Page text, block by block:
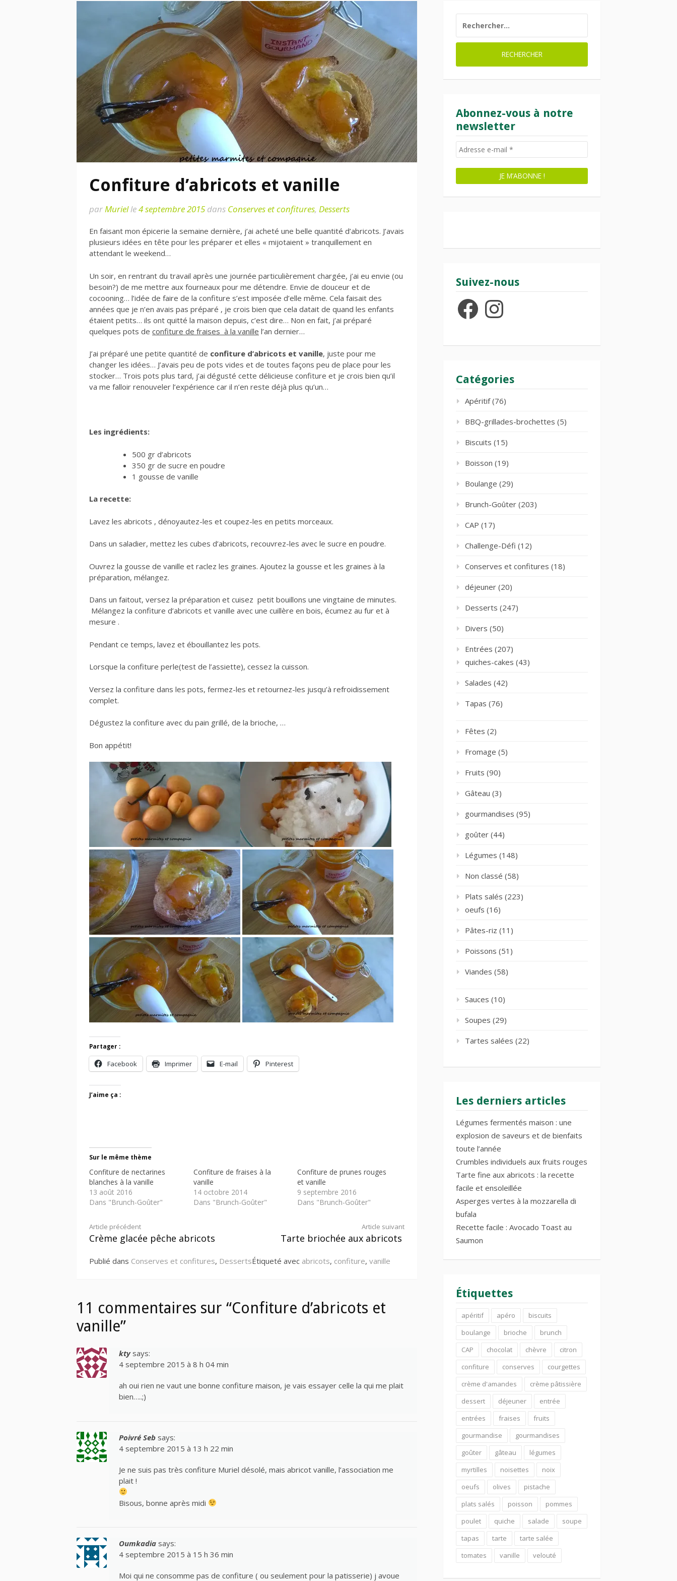
Confiture d’abricots et vanille
parMurielle4 septembre 2015 dans Conserves et confitures, Desserts
En faisant mon épicerie la semaine dernière, j’ai acheté une belle quantité d’abricots. J’avais
plusieurs idées en tête pour les préparer et elles « mijotaient » tranquillement en
attendant le weekend…
Un soir, en rentrant du travail après une journée particulièrement chargée, j’ai eu envie (ou
besoin?) de me mettre aux fourneaux pour me détendre. Envie de douceur et de
cocooning… l’idée de faire de la confiture s’est imposée d’elle même. Cela faisait des
années que je n’en avais pas préparé , je crois bien que cela datait de quand les enfants
étaient petits… ils ont quitté la maison depuis, c’est dire… Non en fait, j’ai préparé
quelques pots de confiture de fraises à la vanille l’an dernier…
J’ai préparé une petite quantité de confiture d’abricots et vanille, juste pour me
changer les idées… J’avais peu de pots vides et de toutes façons peu de place pour les
stocker… Trois pots plus tard, j’ai dégusté cette délicieuse confiture et je crois bien qu’il
va me falloir renouveler l’expérience car il n’en reste déjà plus qu’un…
Les ingrédients:
500 gr d’abricots
350 gr de sucre en poudre
1 gousse de vanille
La recette:
Lavez les abricots , dénoyautez-les et coupez-les en petits morceaux.
Dans un saladier, mettez les cubes d’abricots, recouvrez-les avec le sucre en poudre.
Ouvrez la gousse de vanille et raclez les graines. Ajoutez la gousse et les graines à la
préparation, mélangez.
Dans un faitout, versez la préparation et cuisez petit bouillons une vingtaine de minutes.
Mélangez la confiture d’abricots et vanille avec une cuillère en bois, écumez au fur et à
mesure .
Pendant ce temps, lavez et ébouillantez les pots.
Lorsque la confiture perle(test de l’assiette), cessez la cuisson.
Versez la confiture dans les pots, fermez-les et retournez-les jusqu’à refroidissement
complet.
Dégustez la confiture avec du pain grillé, de la brioche, …
Bon appétit!
Partager :
Facebook Imprimer E-mail Pinterest
J’aime ça :
Sur le même thème
Confiture de nectarines
blanches à la vanille
13 août 2016
Dans "Brunch-Goûter"
Confiture de fraises à la
vanille
14 octobre 2014
Dans "Brunch-Goûter"
Confiture de prunes rouges
et vanille
9 septembre 2016
Dans "Brunch-Goûter"
Lire
suite
Article précédent
Crème glacée pêche abricots
Article suivant
Tarte briochée aux abricots
Publié dans Conserves et confitures, DessertsÉtiqueté avec abricots, confiture, vanille
11 commentaires sur “Confiture d’abricots et
vanille”
kty says:
4 septembre 2015 à 8 h 04 min
ah oui rien ne vaut une bonne confiture maison, je vais essayer celle la qui me plait
bien…..;)
Poivré Seb says:
4 septembre 2015 à 13 h 22 min
Je ne suis pas très confiture Muriel désolé, mais abricot vanille, l’association me
plait !
Bisous, bonne après midi
Oumkadia says:
4 septembre 2015 à 15 h 36 min
Moi qui ne consomme pas de confiture ( ou seulement pour la patisserie) j avoue
Abonnez-vous à notre
newsletter
Suivez-nous
FacebookInstagram
Catégories
Apéritif(76)
BBQ-grillades-brochettes (5)
Biscuits (15)
Boisson (19)
Boulange (29)
Brunch-Goûter (203)
CAP (17)
Challenge-Défi (12)
Conserves et confitures (18)
déjeuner (20)
Desserts (247)
Divers (50)
Entrées (207)
quiches-cakes (43)
Salades (42)
Tapas (76)
Fêtes (2)
Fromage (5)
Fruits (90)
Gâteau (3)
gourmandises (95)
goûter (44)
Légumes (148)
Non classé (58)
Plats salés (223)
oeufs (16)
Pâtes-riz (11)
Poissons (51)
Viandes (58)
Sauces (10)
Soupes (29)
Tartes salées (22)
Les derniers articles
Légumes fermentés maison : une
explosion de saveurs et de bienfaits
toute l’année
Crumbles individuels aux fruits rouges
Tarte fine aux abricots : la recette
facile et ensoleillée
Asperges vertes à la mozzarella di
bufala
Recette facile : Avocado Toast au
Saumon
Étiquettes
apéritif apéro
biscuits
boulange
brioche
brunch
CAP
chocolat chèvre
citron
confiture
conserves
courgettes
crème d'amandes
crème pâtissière
dessert
déjeuner
entrée
entrées
fraises
fruits
gourmandise
gourmandises
goûter
gâteau
légumes
myrtilles
noisettes
noix
oeufs
olives
pistache
plats salés
poisson
pommes
poulet
quiche salade
soupe
tapas
tarte
tarte salée
tomates
vanille velouté